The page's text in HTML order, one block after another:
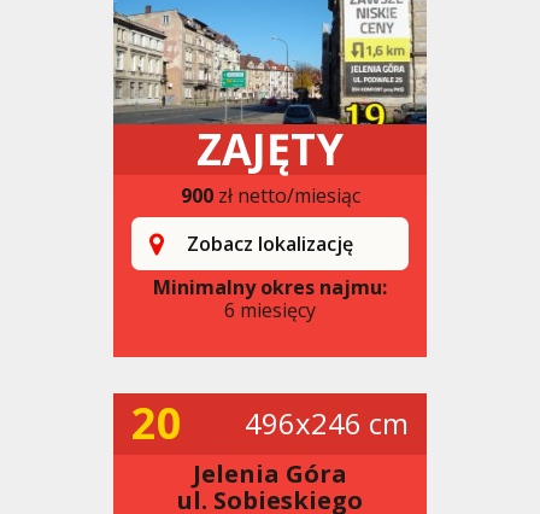
ZAJĘTY
900zł netto/miesiąc
Zobacz lokalizację
Minimalny okres najmu:
6 miesięcy
20 496x246 cm
Jelenia Góra
ul. Sobieskiego